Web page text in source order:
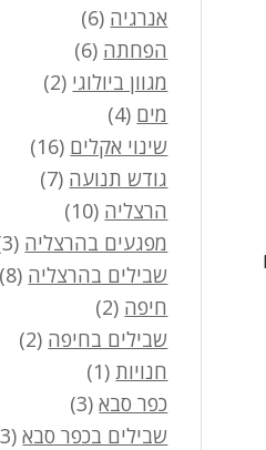
אנרגיה (6)
הפחתה (6)
מגוון ביולוגי (2)
מים (4)
שינוי אקלים (16)
גודש תנועה (7)
הרצליה (10)
מפגעים בהרצליה (3)
שבילים בהרצליה (8)
חיפה (2)
שבילים בחיפה (2)
חנויות(1)
כפר סבא(3)
שבילים בכפר סבא(3)